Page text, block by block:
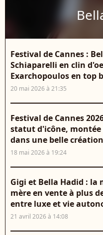
Festival de Cannes :
Schiaparelli en clin
Exarchopoulos en top
20 mai 2026 à 21:35
Festival de Cannes
statut d'icône, montée
dans une belle
18 mai 2026 à 19:24
Gigi et Bella Hadid : la
mère en vente à plus
entre luxe et vie
21 avril 2026 à 14:08